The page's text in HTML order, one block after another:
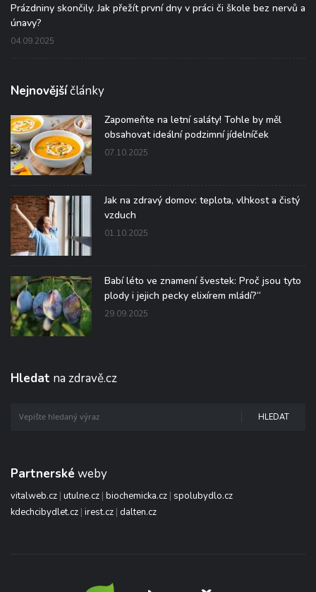
Prázdniny skončily. Jak přežít první dny v práci či škole bez nervů a
únavy?
04.09.2025
Nejnovějšíčlánky
Zapomeňte na letní saláty! Tohle by měl
obsahovat ideální podzimní jídelníček
07.10.2025
Jak na zdravý domov: teplota, vlhkost a čistý
vzduch
01.10.2025
Babí léto ve znamení švestek: Proč jsou tyto
plody i jejich pecky elixírem mládí?“
29.09.2025
Hledat na zdravě.cz
HLEDAT
Partnerské weby
vitalweb.cz | utulne.cz | biochemicka.cz | spolubydlo.cz
kdechcibydlet.cz | irest.cz | dalten.cz